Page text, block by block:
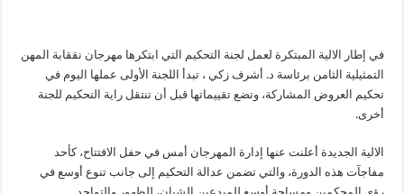
في إطار الالية المبتكرة لعمل لجنة التحكيم التي ابتكرها مهرجان نققابة المهن
التمثيلية الثامن برئاسة د. أشرف زكي ، تبدأ اللجنة الأولى عملها اليوم في
تحكيم العروض المشاركة، وتضع تقييماتها قبل أن تنتقل راية التحكيم للجنة
أخرى.
الالية الجديدة أعلنت عنها إدارة المهرجان أمس في حفل الافتتاح، كأحد
مفاجآت هذه الدورة، والتي تضمن عدالة التحكيم إلى جانب تنوع أوسع في